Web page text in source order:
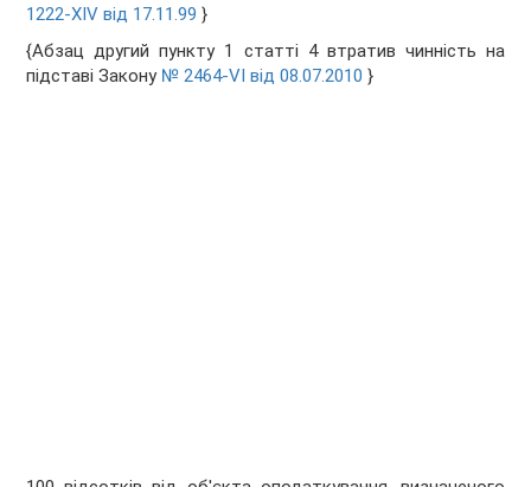
1222-XIV від 17.11.99 }
{Абзац другий пункту 1 статті 4 втратив чинність на
підставі Закону № 2464-VI від 08.07.2010 }